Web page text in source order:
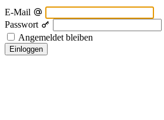
E-Mail
Passwort
Angemeldet bleiben
Einloggen